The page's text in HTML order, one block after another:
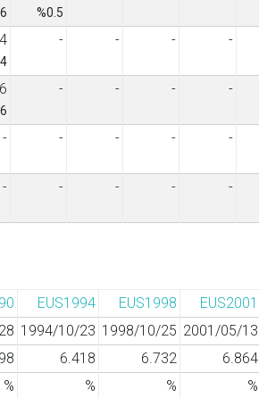
%0.5
- - - -
- - - -
- - - - -
- - - - -
EUS1994 EUS1998 EUS2001
1994/10/23 1998/10/25 2001/05/13
6.418 6.732 6.864
% % % %